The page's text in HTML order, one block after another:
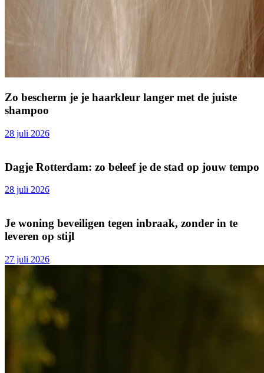
Zo bescherm je je haarkleur langer met de juiste
shampoo
28 juli 2026
Dagje Rotterdam: zo beleef je de stad op jouw tempo
28 juli 2026
Je woning beveiligen tegen inbraak, zonder in te
leveren op stijl
27 juli 2026